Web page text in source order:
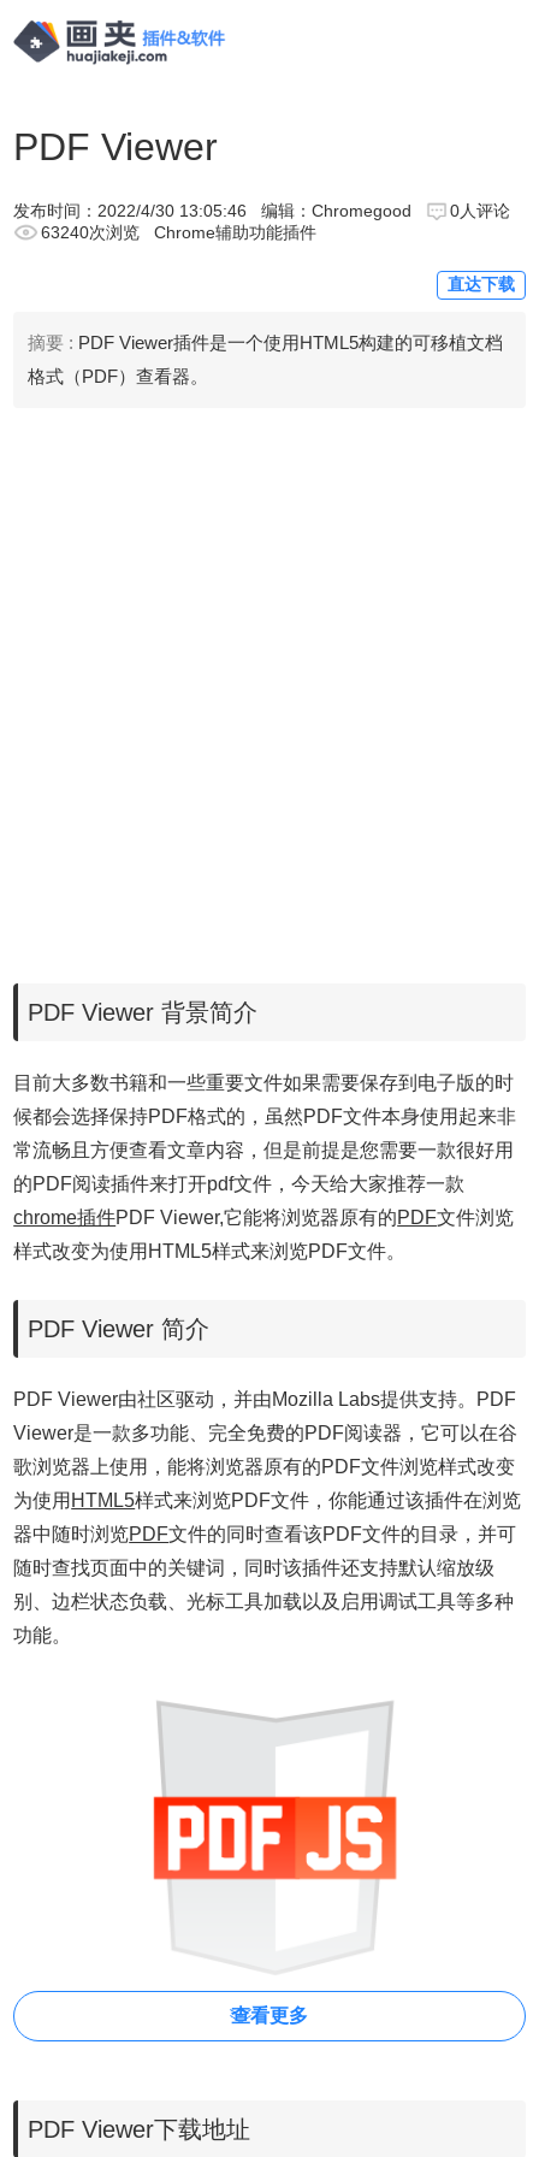
PDF Viewer
发布时间： 2022/4/30 13:05:46 编辑：Chromegood
0人评论
63240次浏览
Chrome辅助功能插件
直达下载
摘要 : PDF Viewer插件是一个使用HTML5构建的可移植文档
格式（PDF）查看器。
PDF Viewer 背景简介
目前大多数书籍和一些重要文件如果需要保存到电子版的时
候都会选择保持PDF格式的，虽然PDF文件本身使用起来非
常流畅且方便查看文章内容，但是前提是您需要一款很好用
的PDF阅读插件来打开pdf文件，今天给大家推荐一款
chrome插件PDF Viewer,它能将浏览器原有的PDF文件浏览
样式改变为使用HTML5样式来浏览PDF文件。
PDF Viewer 简介
PDF Viewer由社区驱动，并由Mozilla Labs提供支持。PDF
Viewer是一款多功能、完全免费的PDF阅读器，它可以在谷
歌浏览器上使用，能将浏览器原有的PDF文件浏览样式改变
为使用 HTML5样式来浏览PDF文件，你能通过该插件在浏览
器中随时浏览PDF文件的同时查看该PDF文件的目录，并可
随时查找页面中的关键词，同时该插件还支持默认缩放级
别、边栏状态负载、光标工具加载以及启用调试工具等多种
功能。
1、使用HTML5直接在浏览器中显示PDF文件。
查看更多
PDF Viewer下载地址